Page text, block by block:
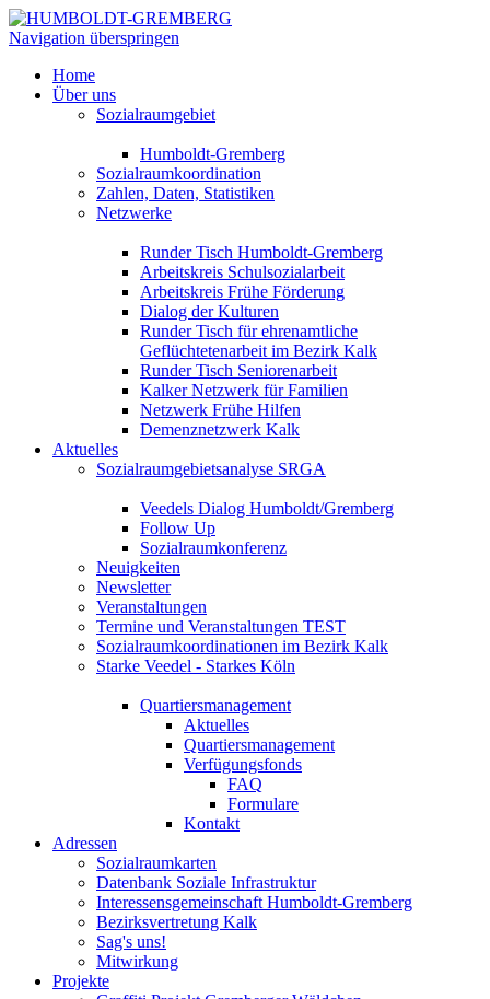
Navigation überspringen
Home
Über uns
Sozialraumgebiet
Humboldt-Gremberg
Sozialraumkoordination
Zahlen, Daten, Statistiken
Netzwerke
Runder Tisch Humboldt-Gremberg
Arbeitskreis Schulsozialarbeit
Arbeitskreis Frühe Förderung
Dialog der Kulturen
Runder Tisch für ehrenamtliche
Geflüchtetenarbeit im Bezirk Kalk
Runder Tisch Seniorenarbeit
Kalker Netzwerk für Familien
Netzwerk Frühe Hilfen
Demenznetzwerk Kalk
Aktuelles
Sozialraumgebietsanalyse SRGA
Veedels Dialog Humboldt/Gremberg
Follow Up
Sozialraumkonferenz
Neuigkeiten
Newsletter
Veranstaltungen
Termine und Veranstaltungen TEST
Sozialraumkoordinationen im Bezirk Kalk
Starke Veedel - Starkes Köln
Quartiersmanagement
Aktuelles
Quartiersmanagement
Verfügungsfonds
FAQ
Formulare
Kontakt
Adressen
Sozialraumkarten
Datenbank Soziale Infrastruktur
Interessensgemeinschaft Humboldt-Gremberg
Bezirksvertretung Kalk
Sag's uns!
Mitwirkung
Projekte